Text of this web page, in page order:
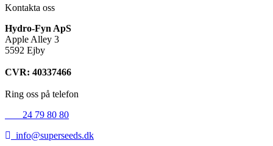
Kontakta oss
Hydro-Fyn ApS
Apple Alley 3
5592 Ejby
CVR: 40337466
Ring oss på telefon
24 79 80 80
info@superseeds.dk